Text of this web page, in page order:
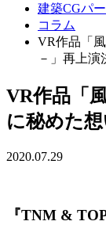
建築CGパ
コラム
VR作品「
－」再上演
VR作品「
に秘めた
2020.07.29
『TNM &